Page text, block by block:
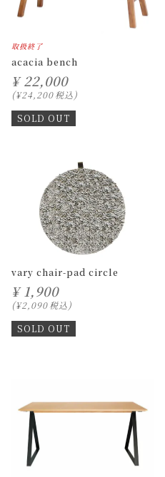
取扱終了
acacia bench
¥ 22,000
¥24,200税込
SOLD OUT
vary chair-pad circle
¥ 1,900
¥2,090税込
SOLD OUT